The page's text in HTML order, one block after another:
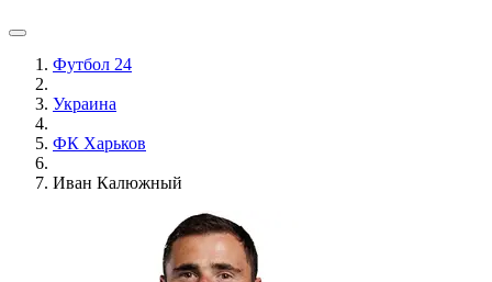
Футбол 24
Украина
ФК Харьков
Иван Калюжный